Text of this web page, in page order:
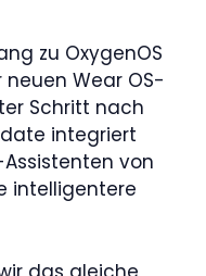
zu OxygenOS
Wear OS-
Schritt nach
integriert
von
intelligentere